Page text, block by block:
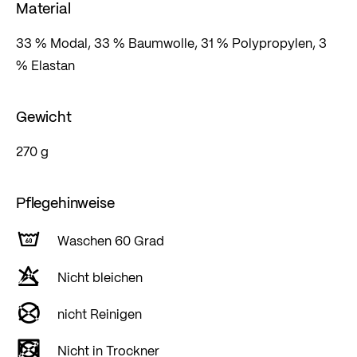
Material
33 % Modal, 33 % Baumwolle, 31 % Polypropylen, 3
% Elastan
Gewicht
270 g
Pflegehinweise
Waschen 60 Grad
Nicht bleichen
nicht Reinigen
Nicht in Trockner